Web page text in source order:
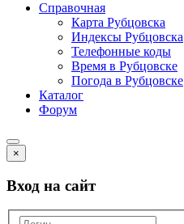
Справочная
Карта Рубцовска
Индексы Рубцовска
Телефонные коды
Время в Рубцовске
Погода в Рубцовске
Каталог
Форум
×
Вход на сайт